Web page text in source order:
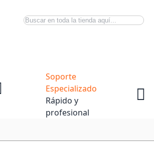
Buscar
Soporte
Especializado
Rápido y
profesional